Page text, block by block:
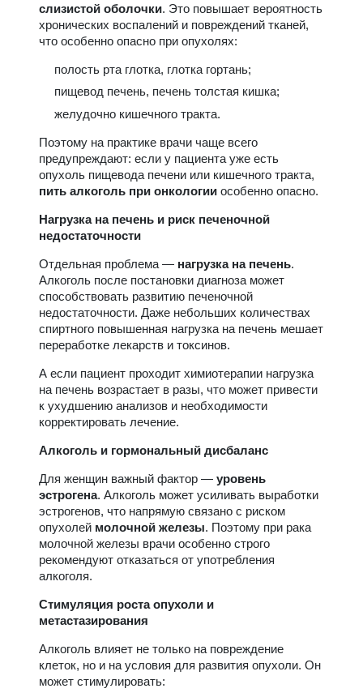
слизистой оболочки. Это повышает вероятность
хронических воспалений и повреждений тканей,
что особенно опасно при опухолях:
полость рта глотка, глотка гортань;
пищевод печень, печень толстая кишка;
желудочно кишечного тракта.
Поэтому на практике врачи чаще всего
предупреждают: если у пациента уже есть
опухоль пищевода печени или кишечного тракта,
пить алкоголь при онкологии особенно опасно.
Нагрузка на печень и риск печеночной
недостаточности
Отдельная проблема — нагрузка на печень.
Алкоголь после постановки диагноза может
способствовать развитию печеночной
недостаточности. Даже небольших количествах
спиртного повышенная нагрузка на печень мешает
переработке лекарств и токсинов.
А если пациент проходит химиотерапии нагрузка
на печень возрастает в разы, что может привести
к ухудшению анализов и необходимости
корректировать лечение.
Алкоголь и гормональный дисбаланс
Для женщин важный фактор — уровень
эстрогена. Алкоголь может усиливать выработки
эстрогенов, что напрямую связано с риском
опухолей молочной железы. Поэтому при рака
молочной железы врачи особенно строго
рекомендуют отказаться от употребления
алкоголя.
Стимуляция роста опухоли и
метастазирования
Алкоголь влияет не только на повреждение
клеток, но и на условия для развития опухоли. Он
может стимулировать: